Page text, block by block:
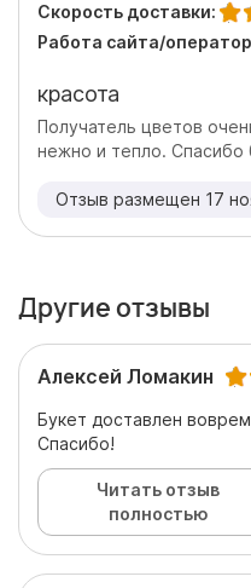
Скорость доставки:
Работа сайта/
красота
Получатель цветов
нежно и тепло. Спасибо
Отзыв размещен 17
Другие отзывы
Алексей Ломакин
Букет доставлен
Спасибо!
Читать отзыв
полностью